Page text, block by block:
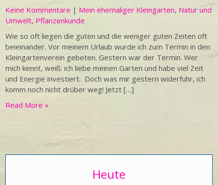
Keine Kommentare | Mein ehemaliger Kleingarten, Natur und
Umwelt, Pflanzenkunde
Wie so oft liegen die guten und die weniger guten Zeiten oft
beieinander. Vor meinem Urlaub wurde ich zum Termin in den
Kleingartenverein gebeten. Gestern war der Termin. Wer
mich kennt, weiß: ich liebe meinen Garten und habe viel Zeit
und Energie investiert. Doch was mir gestern widerfuhr, ich
komm noch nicht drüber weg! Jetzt […]
Read More »
Heute